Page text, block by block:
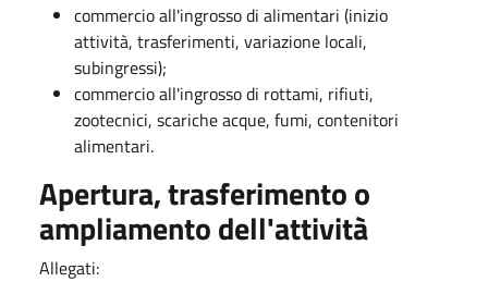
commercio all'ingrosso di alimentari (inizio
attività, trasferimenti, variazione locali,
subingressi);
​commercio all'ingrosso di rottami, rifiuti,
zootecnici, scariche acque, fumi, contenitori
alimentari.
Apertura, trasferimento o
ampliamento dell'attività
​Allegati: